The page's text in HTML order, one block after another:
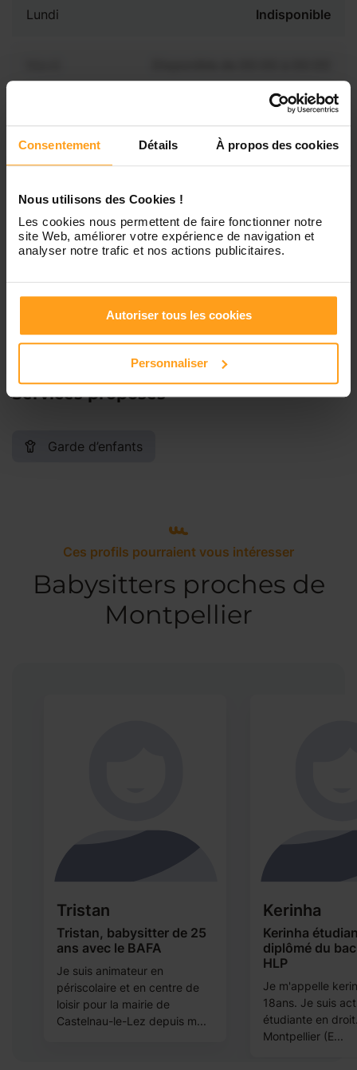
Consentement Détails À propos des cookies
Nous utilisons des Cookies !
Les cookies nous permettent de faire fonctionner notre
site Web, améliorer votre expérience de navigation et
analyser notre trafic et nos actions publicitaires.
Autoriser tous les cookies
Personnaliser
Lundi Indisponible
Disponible de 00:00 à 00:30
Jeudi
Vendredi Disponible de 00:00 à 00:00
Disponible de 00:00 à 00:00
Vous souhaitez connaître les
disponibilités de Lou ?
Contactez-nous
Services proposés
Garde d’enfants
Ces profils pourraient vous intéresser
Babysitters proches de
Montpellier
Tristan
Tristan, babysitter de 25
ans avec le BAFA
Je suis animateur en
périscolaire et en centre de
loisir pour la mairie de
Castelnau-le-Lez depuis m...
Kerinha
Kerinha
diplômé du
HLP
Je m'appelle
18ans. Je suis
étudiante en
Montpellier (E...